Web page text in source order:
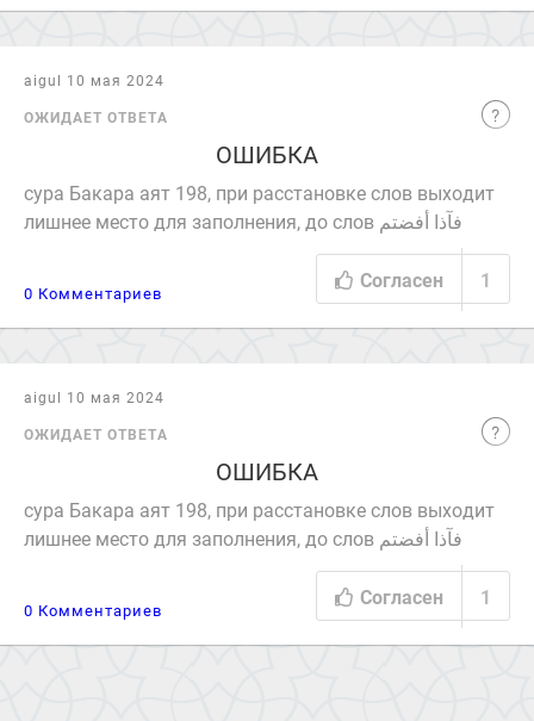
aigul 10 мая 2024
ОЖИДАЕТ ОТВЕТА
ОШИБКА
сура Бакара аят 198, при расстановке слов выходит
лишнее место для заполнения, до слов فآذا أفضتم
0 Комментариев
Согласен 1
aigul 10 мая 2024
ОЖИДАЕТ ОТВЕТА
ОШИБКА
сура Бакара аят 198, при расстановке слов выходит
лишнее место для заполнения, до слов فآذا أفضتم
0 Комментариев
Согласен 1